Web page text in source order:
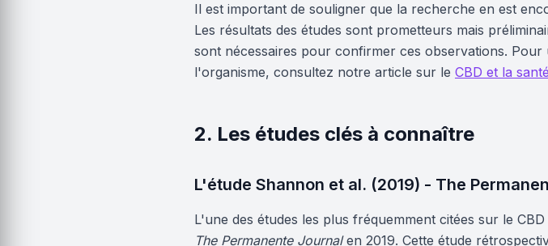
Il est important de souligner que la recherche en est
Les résultats des études sont prometteurs mais
sont nécessaires pour confirmer ces observations.
l'organisme, consultez notre article sur le CBD et la santé
2. Les études clés à connaître
L'étude Shannon et al. (2019) - The
L'une des études les plus fréquemment citées sur le
The Permanente Journalen 2019. Cette étude